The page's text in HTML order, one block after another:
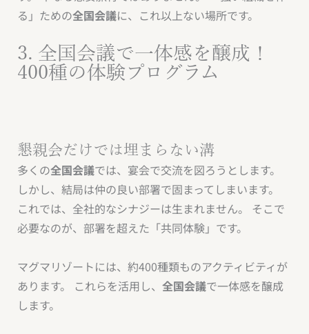
る」ための全国会議に、これ以上ない場所です。
3. 全国会議で一体感を醸成！
400種の体験プログラム
懇親会だけでは埋まらない溝
多くの全国会議では、宴会で交流を図ろうとします。
しかし、結局は仲の良い部署で固まってしまいます。
これでは、全社的なシナジーは生まれません。 そこで
必要なのが、部署を超えた「共同体験」です。
マグマリゾートには、約400種類ものアクティビティが
あります。 これらを活用し、 全国会議で一体感を醸成
します。